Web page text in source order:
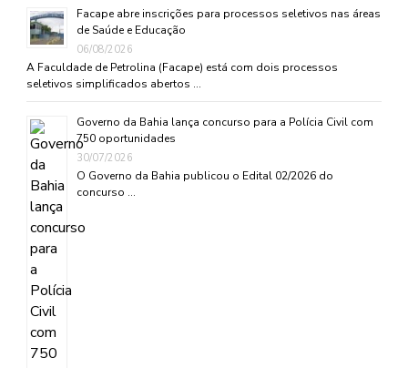
Facape abre inscrições para processos seletivos nas áreas
de Saúde e Educação
06/08/2026
A Faculdade de Petrolina (Facape) está com dois processos
seletivos simplificados abertos …
Governo da Bahia lança concurso para a Polícia Civil com
750 oportunidades
30/07/2026
O Governo da Bahia publicou o Edital 02/2026 do
concurso …